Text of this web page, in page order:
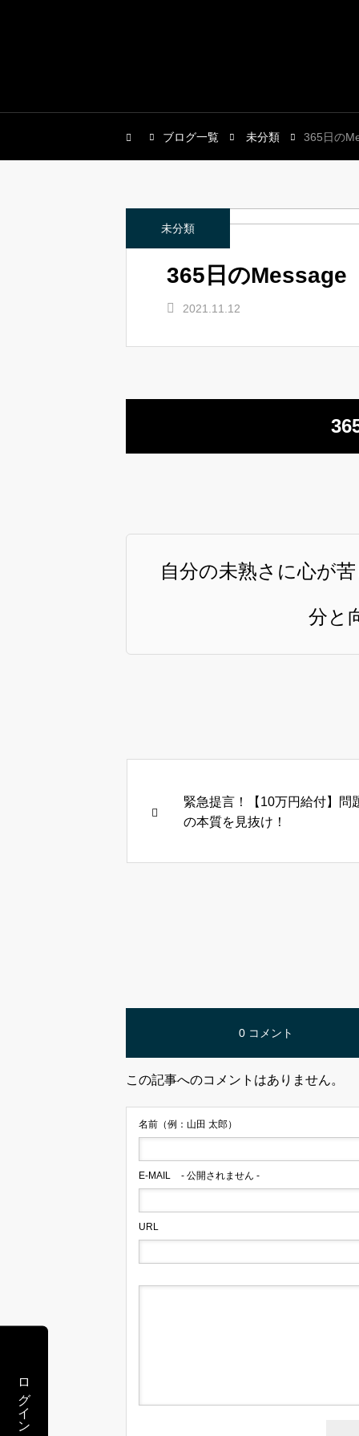
ブログ一覧 未分類 365日の
未分類
365日のMessage
2021.11.12
自分の未熟さに心が
分と
緊急提言！【10万円給付】問
の本質を見抜け！
0 コメント
この記事へのコメントはありません。
名前（例：山田 太郎）
E-MAIL - 公開されません -
URL
ログイン